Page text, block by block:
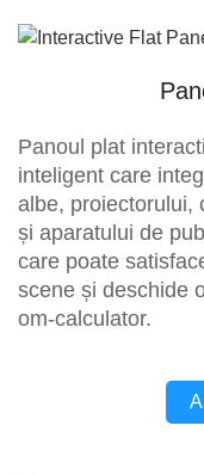
Panoul plat
inteligent care
albe, proiectorului,
și aparatului de
care poate
scene și deschide
om-calculator.